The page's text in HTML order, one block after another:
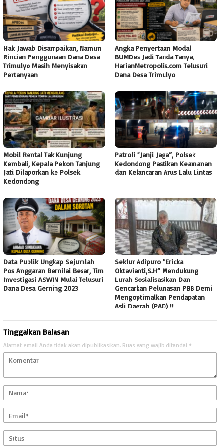
Hak Jawab Disampaikan, Namun
Rincian Penggunaan Dana Desa
Trimulyo Masih Menyisakan
Pertanyaan
Angka Penyertaan Modal
BUMDes Jadi Tanda Tanya,
HarianMetropolis.com Telusuri
Dana Desa Trimulyo
Mobil Rental Tak Kunjung
Kembali, Kepala Pekon Tanjung
Jati Dilaporkan ke Polsek
Kedondong
Patroli “Janji Jaga”, Polsek
Kedondong Pastikan Keamanan
dan Kelancaran Arus Lalu Lintas
Data Publik Ungkap Sejumlah
Pos Anggaran Bernilai Besar, Tim
Investigasi ASWIN Mulai Telusuri
Dana Desa Gerning 2023
Seklur Adipuro “Ericka
Oktavianti,S.H” Mendukung
Lurah Sosialisasikan Dan
Gencarkan Pelunasan PBB Demi
Mengoptimalkan Pendapatan
Asli Daerah (PAD) !!
Tinggalkan Balasan
Alamat email Anda tidak akan dipublikasikan. Ruas yang wajib ditandai *